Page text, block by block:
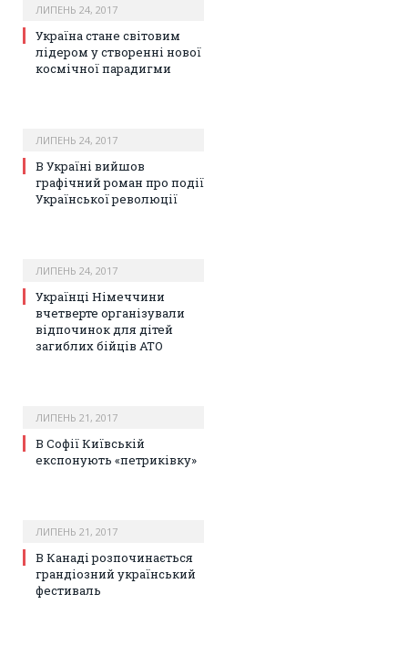
ЛИПЕНЬ 24, 2017
Україна стане світовим
лідером у створенні нової
космічної парадигми
ЛИПЕНЬ 24, 2017
В Україні вийшов
графічний роман про події
Української революції
ЛИПЕНЬ 24, 2017
Українці Німеччини
вчетверте організували
відпочинок для дітей
загиблих бійців АТО
ЛИПЕНЬ 21, 2017
В Софії Київській
експонують «петриківку»
ЛИПЕНЬ 21, 2017
В Канаді розпочинається
грандіозний український
фестиваль